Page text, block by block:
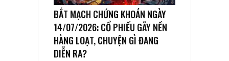
BẮT MẠCH CHỨNG KHOÁN NGÀY
14/07/2026: CỔ PHIẾU GÃY NỀN
HÀNG LOẠT, CHUYỆN GÌ ĐANG
DIỄN RA?